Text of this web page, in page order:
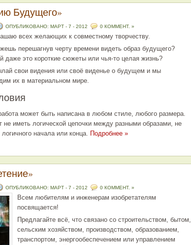
Будущего»
ОПУБЛИКОВАНО: МАРТ - 7 - 2012 0 КОММЕНТ. »
всех желающих к совместному творчеству.
перешагнув черту времени видеть образ будущего?
даже это короткие сюжеты или чья-то целая жизнь?
свои видения или своё виденье о будущем и мы
их в материальном мире.
может быть написана в любом стиле, любого размера.
не иметь логической цепочки между разными образами, не
логичного начала или конца. Подробнее »
ОПУБЛИКОВАНО: МАРТ - 7 - 2012 0 КОММЕНТ. »
Всем любителям и инженерам изобретателям
посвящается!
Предлагайте всё, что связано со строительством, бытом,
сельским хозяйством, производством, образованием,
транспортом, энергообеспечением или управлением